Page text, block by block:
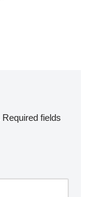
Required fields